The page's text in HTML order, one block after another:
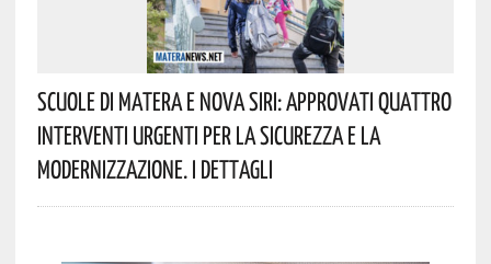
Scuole Di Matera E Nova Siri: Approvati Quattro
Interventi Urgenti Per La Sicurezza E La
Modernizzazione. I Dettagli